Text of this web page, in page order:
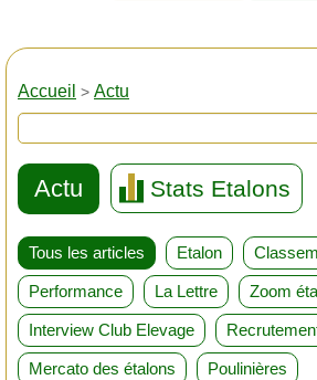
Accueil > Actu
Actu Stats Etalons
Tous les articles Etalon
Performance La Lettre Zoom
Interview Club Elevage
Mercato des étalons Poulinières